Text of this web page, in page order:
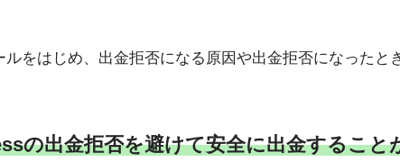
をはじめ、出金拒否になる原因や出金拒否になったと
の出金拒否を避けて安全に出金すること